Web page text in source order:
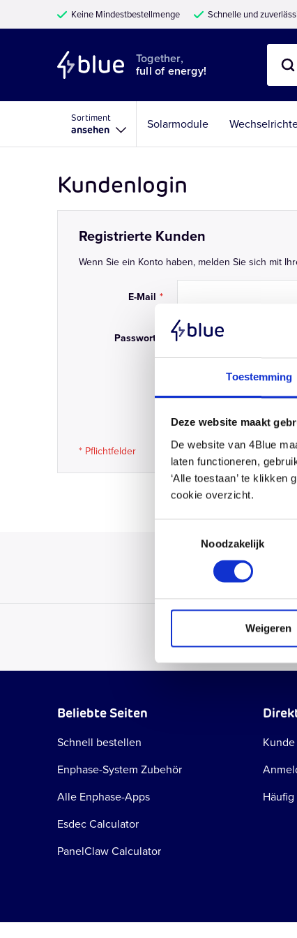
Toestemming
Deze website maakt
De website van 4Blue
laten functioneren,
‘Alle toestaan’ te
cookie overzicht.
Noodzakelijk
Weigeren
Keine Mindestbestellmenge Schnelle und
Together,
full of energy!
Sortiment
ansehen Solarmodule
Kundenlogin
Registrierte Kunden
Wenn Sie ein Konto haben, melden Sie sich mit
E-Mail
Passwort
Passwort anzeigen
Beliebte Seiten
Schnell bestellen
Enphase-System Zubehör
Alle Enphase-Apps
Esdec Calculator
PanelClaw Calculator